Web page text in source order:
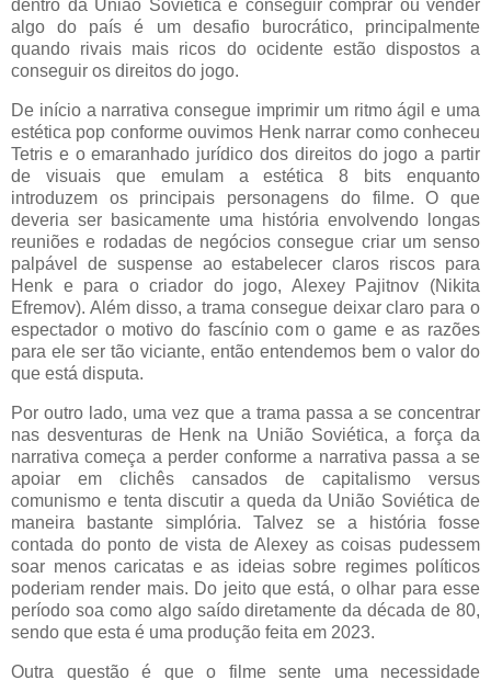
dentro da União Soviética e conseguir comprar ou vender
algo do país é um desafio burocrático, principalmente
quando rivais mais ricos do ocidente estão dispostos a
conseguir os direitos do jogo.
De início a narrativa consegue imprimir um ritmo ágil e uma
estética pop conforme ouvimos Henk narrar como conheceu
Tetris e o emaranhado jurídico dos direitos do jogo a partir
de visuais que emulam a estética 8 bits enquanto
introduzem os principais personagens do filme. O que
deveria ser basicamente uma história envolvendo longas
reuniões e rodadas de negócios consegue criar um senso
palpável de suspense ao estabelecer claros riscos para
Henk e para o criador do jogo, Alexey Pajitnov (Nikita
Efremov). Além disso, a trama consegue deixar claro para o
espectador o motivo do fascínio com o game e as razões
para ele ser tão viciante, então entendemos bem o valor do
que está disputa.
Por outro lado, uma vez que a trama passa a se concentrar
nas desventuras de Henk na União Soviética, a força da
narrativa começa a perder conforme a narrativa passa a se
apoiar em clichês cansados de capitalismo versus
comunismo e tenta discutir a queda da União Soviética de
maneira bastante simplória. Talvez se a história fosse
contada do ponto de vista de Alexey as coisas pudessem
soar menos caricatas e as ideias sobre regimes políticos
poderiam render mais. Do jeito que está, o olhar para esse
período soa como algo saído diretamente da década de 80,
sendo que esta é uma produção feita em 2023.
Outra questão é que o filme sente uma necessidade